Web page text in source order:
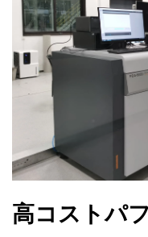
高コストパ